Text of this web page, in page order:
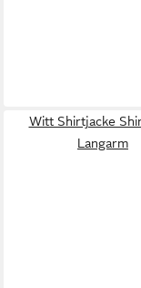
Witt Shirtjacke
Langarm